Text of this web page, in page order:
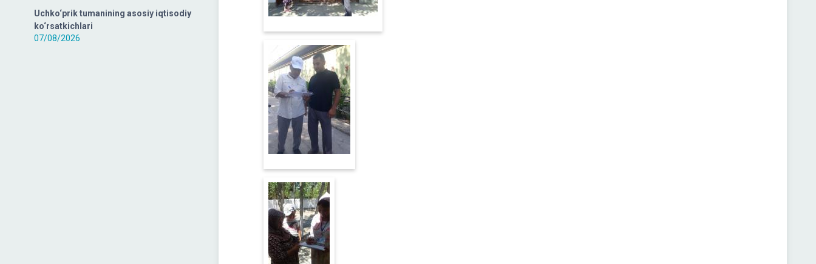
Uchko‘prik tumanining asosiy iqtisodiy
ko‘rsatkichlari
07/08/2026